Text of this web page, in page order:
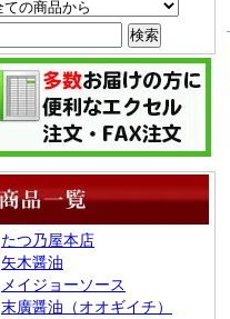
たつ乃屋本店
矢木醤油
メイジョーソース
末廣醤油（オオギイチ）